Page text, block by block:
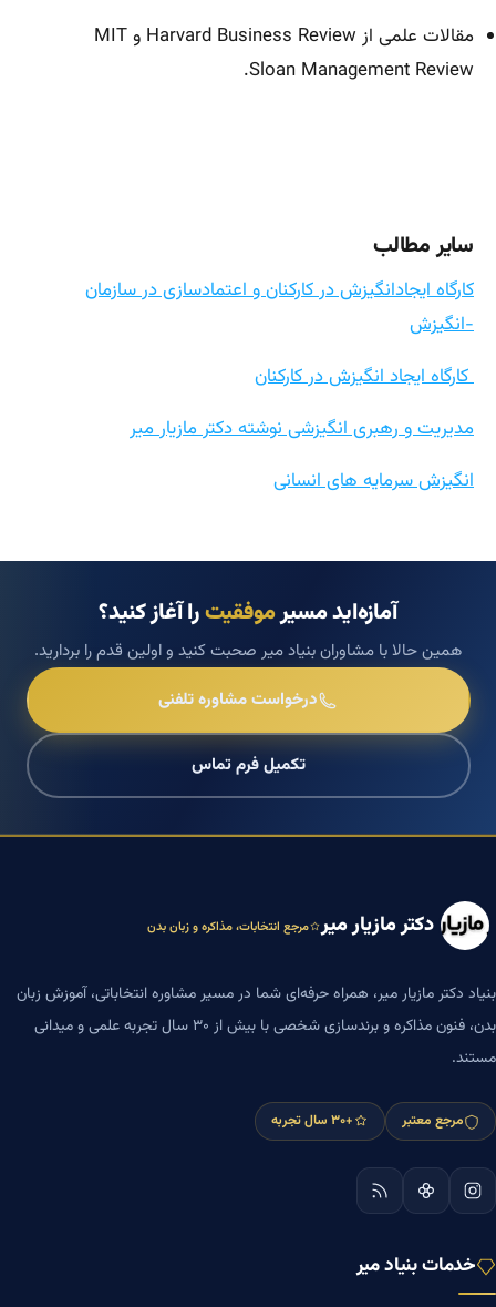
مقالات علمی از Harvard Business Review و MIT
Sloan Management Review.
سایر مطالب
کارگاه ایجادانگیزش در کارکنان و اعتمادسازی در سازمان
-انگیزش
کارگاه ایجاد انگیزش در کارکنان
مدیریت و رهبری انگیزشی نوشته دکتر مازیار میر
انگیزش سرمایه های انسانی
آمازه‌اید مسیرموفقیترا آغاز کنید؟
همین حالا با مشاوران بنیاد میر صحبت کنید و اولین قدم را بردارید.
درخواست مشاوره تلفنی
تکمیل فرم تماس
دکتر مازیار میر مرجع انتخابات، مذاکره و زبان بدن
بنیاد دکتر مازیار میر، همراه حرفه‌ای شما در مسیر مشاوره انتخاباتی، آموزش زبان
بدن، فنون مذاکره و برندسازی شخصی با بیش از ۳۰ سال تجربه علمی و میدانی
مستند.
مرجع معتبر +۳۰ سال تجربه
خدمات بنیاد میر